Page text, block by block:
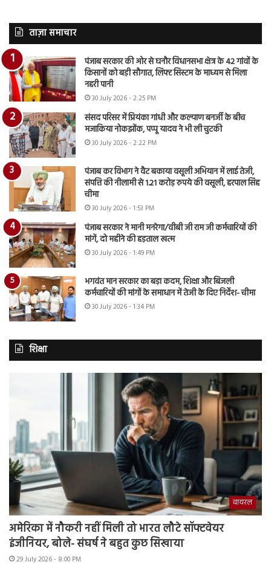
ताज़ा समाचार
पंजाब सरकार की ओर से घनौर विधानसभा क्षेत्र के 42 गांवों के
किसानों को बड़ी सौगात, लिफ्ट सिस्टम के माध्यम से मिला
नहरी पानी
30 July 2026 - 2:25 PM
संसद परिसर में प्रियंका गांधी और कल्याण बनर्जी के बीच
मजाकिया नोकझोंक, पप्पू यादव ने भी ली चुटकी
30 July 2026 - 2:22 PM
पंजाब कर विभाग ने वैट बकाया वसूली अभियान में लाई तेजी,
संपत्ति की नीलामी से 1.21 करोड़ रुपये की वसूली, हरपाल सिंह
चीमा
30 July 2026 - 1:53 PM
पंजाब सरकार ने मानी मनरेगा/वीबी जी राम जी कर्मचारियों की
मांगें, दो महीने की हड़ताल खत्म
30 July 2026 - 1:49 PM
भगवंत मान सरकार का बड़ा कदम, शिक्षा और बिजली
कर्मचारियों की मांगों के समाधान में तेजी के दिए निर्देश- चीमा
30 July 2026 - 1:34 PM
शिक्षा
वायरल
अमेरिका में नौकरी नहीं मिली तो भारत लौटे सॉफ्टवेयर
इंजीनियर, बोले- संघर्ष ने बहुत कुछ सिखाया
29 July 2026 - 8:00 PM